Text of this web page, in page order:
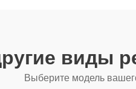
виды
Выберите модель